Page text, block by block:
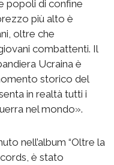
popoli di confine
più alto è
oltre che
combattenti. Il
Ucraina è
storico del
in realtà tutti i
nel mondo».
nell’album “Oltre la
è stato